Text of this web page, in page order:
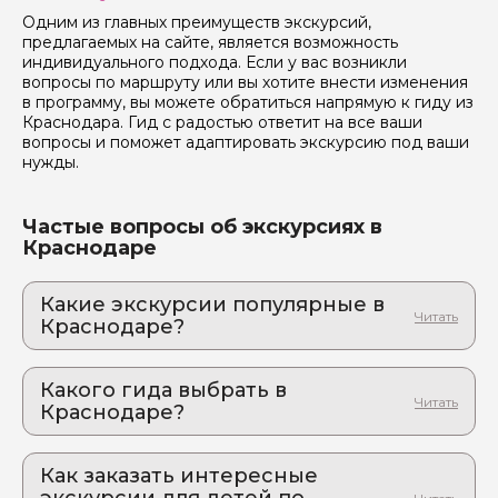
Одним из главных преимуществ экскурсий,
предлагаемых на сайте, является возможность
индивидуального подхода. Если у вас возникли
вопросы по маршруту или вы хотите внести изменения
в программу, вы можете обратиться напрямую к гиду из
Краснодара. Гид с радостью ответит на все ваши
вопросы и поможет адаптировать экскурсию под ваши
нужды.
Частые вопросы об экскурсиях в
Краснодаре
Какие экскурсии популярные в
Краснодаре?
удивлять
Целый день красивых фото: авторская экскурсия
для взыскательных путешественников
2. Легенды горной Адыгеи
Горы Адыгеи – место, где можно погрузиться в
культуру Кавказа, познакомиться с местными
Какого гида выбрать в
Краснодаре?
2. Андрей.Г 806
Как заказать интересные